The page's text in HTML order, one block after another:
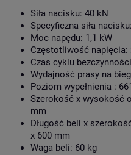
Siła nacisku: 40 kN
Specyficzna siła
Moc napędu: 1,1 kW
Częstotliwość napięcia:
Czas cyklu
Wydajność prasy na
Poziom wypełnienia :
Szerokość x wysokość
mm
Długość beli x
x 600 mm
Waga beli: 60 kg